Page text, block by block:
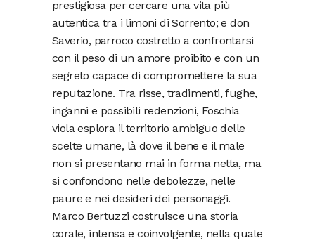
prestigiosa per cercare una vita più
autentica tra i limoni di Sorrento; e don
Saverio, parroco costretto a confrontarsi
con il peso di un amore proibito e con un
segreto capace di compromettere la sua
reputazione. Tra risse, tradimenti, fughe,
inganni e possibili redenzioni, Foschia
viola esplora il territorio ambiguo delle
scelte umane, là dove il bene e il male
non si presentano mai in forma netta, ma
si confondono nelle debolezze, nelle
paure e nei desideri dei personaggi.
Marco Bertuzzi costruisce una storia
corale, intensa e coinvolgente, nella quale